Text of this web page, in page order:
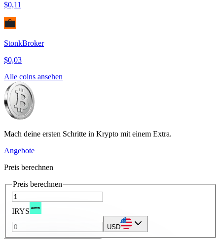
$0,11
StonkBroker
$0,03
Alle coins ansehen
Mach deine ersten Schritte in Krypto mit einem Extra.
Angebote
Preis berechnen
Preis berechnen
IRYS
USD